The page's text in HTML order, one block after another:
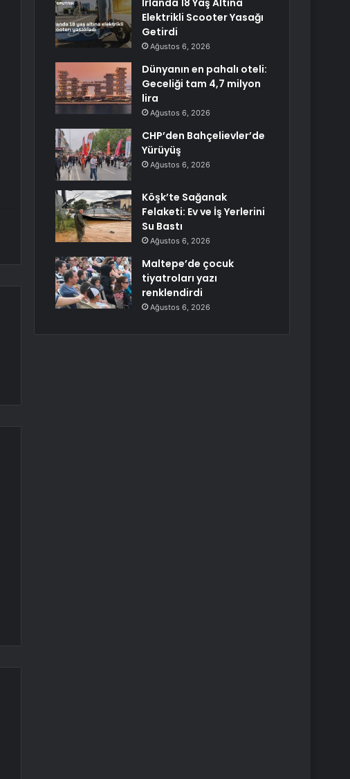
İrlanda 18 Yaş Altına
Elektrikli Scooter Yasağı
Getirdi
Ağustos 6, 2026
Dünyanın en pahalı oteli:
Geceliği tam 4,7 milyon
lira
Ağustos 6, 2026
CHP’den Bahçelievler’de
Yürüyüş
Ağustos 6, 2026
Köşk’te Sağanak
Felaketi: Ev ve İş Yerlerini
Su Bastı
Ağustos 6, 2026
Maltepe’de çocuk
tiyatroları yazı
renklendirdi
Ağustos 6, 2026